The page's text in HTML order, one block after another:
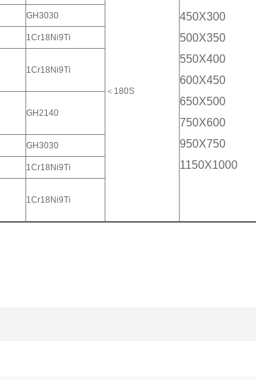
＜180S
450X300
500X350
550X400
600X450
650X500
750X600
950X750
1150X1000
GH3030
1Cr18Ni9Ti
1Cr18Ni9Ti
GH2140
GH3030
1Cr18Ni9Ti
1Cr18Ni9Ti